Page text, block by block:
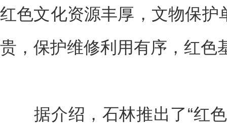
红色文化资源丰厚，文物保护
贵，保护维修利用有序，红色
据介绍，石林推出了“红色